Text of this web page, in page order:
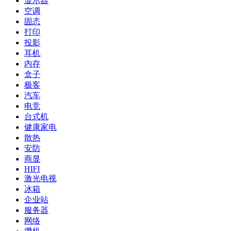
空调
固态
打印
投影
耳机
内存
盒子
极客
汽车
电竞
台式机
健康家电
散热
安防
商显
HIFI
激光电视
冰箱
企业站
服务器
网络